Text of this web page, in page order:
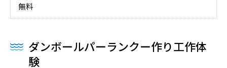
無料
ダンボールパーランクー作り工作体
験